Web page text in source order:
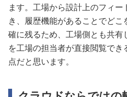
ます。工場から設計上のフィー
き、履歴機能があることでどこ
確に残るため、工場側とも共有
を工場の担当者が直接閲覧でき
点だと思います。